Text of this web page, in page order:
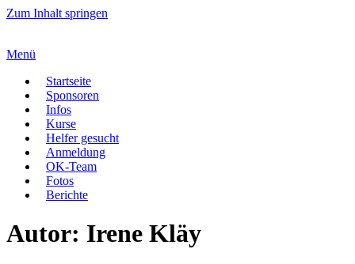
Zum Inhalt springen
Menü
Startseite
Sponsoren
Infos
Kurse
Helfer gesucht
Anmeldung
OK-Team
Fotos
Berichte
Autor: Irene Kläy